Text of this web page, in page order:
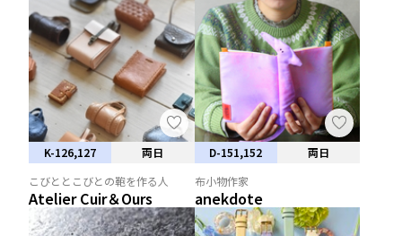
K-126,127
両日
こびととこびとの鞄を作る人
Atelier Cuir＆Ours
D-151,152
両日
布小物作家
anekdote